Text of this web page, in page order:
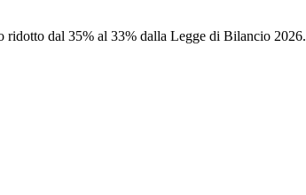
ridotto dal 35% al 33% dalla Legge di Bilancio 2026.